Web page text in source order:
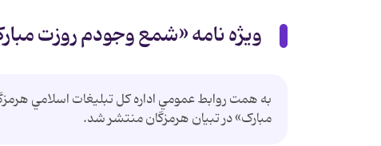
ويژه نامه «شمع وجودم روزت
به همت روابط عمومي اداره کل تبليغات اسلامي
مبارک» در تبيان هرمزگان منتشر شد.